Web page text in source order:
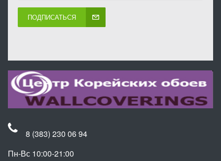
ПОДПИСАТЬСЯ
8 (383) 230 06 94
Пн-Вс 10:00-21:00